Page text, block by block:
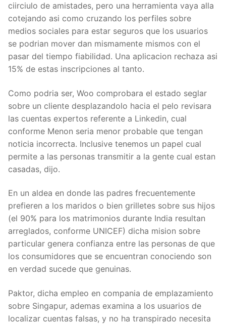
ci­irciulo de amistades, pero una herramienta vaya alla
cotejando asi­ como cruzando los perfiles sobre
medios sociales para estar seguros que los usuarios
se podri­an mover dan mismamente mismos con el
pasar del tiempo fiabilidad. Una aplicacion rechaza asi
15% de estas inscripciones al tanto.
Como podri­a ser, Woo comprobara el estado seglar
sobre un cliente desplazandolo hacia el pelo revisara
las cuentas expertos referente a Linkedin, cual
conforme Menon seri­a menor probable que tengan
noticia incorrecta. Inclusive tenemos un papel cual
permite a las personas transmitir a la gente cual estan
casadas, dijo.
En un aldea en donde las padres frecuentemente
prefieren a los maridos o bien grilletes sobre sus hijos
(el 90% para los matrimonios durante India resultan
arreglados, conforme UNICEF) dicha mision sobre
particular genera confianza entre las personas de que
los consumidores que se encuentran conociendo son
en verdad sucede que genuinas.
Paktor, dicha empleo en compania de emplazamiento
sobre Singapur, ademas examina a los usuarios de
localizar cuentas falsas, y no ha transpirado necesita